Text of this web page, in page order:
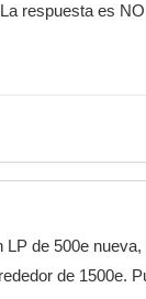
respuesta es
de 500e
de 1500e.